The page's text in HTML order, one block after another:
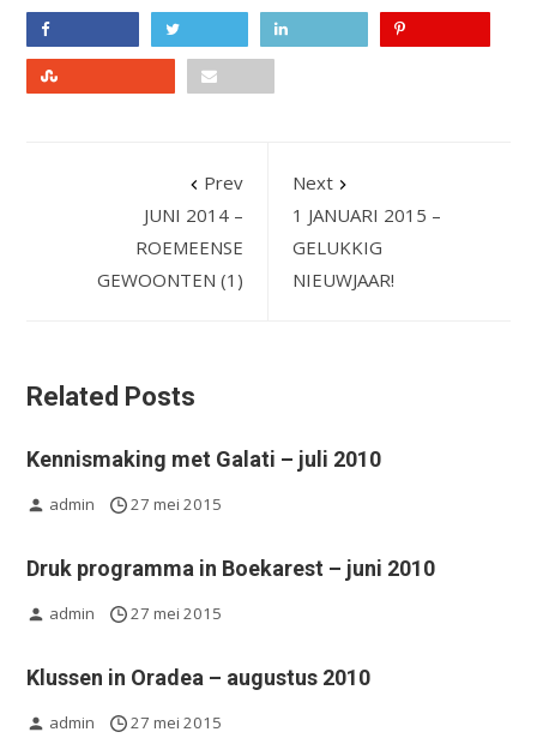
Prev
JUNI 2014 –
ROEMEENSE
GEWOONTEN (1)
Next
1 JANUARI 2015 –
GELUKKIG
NIEUWJAAR!
Related Posts
Kennismaking met Galati – juli 2010
admin 27 mei 2015
Druk programma in Boekarest – juni 2010
admin 27 mei 2015
Klussen in Oradea – augustus 2010
admin 27 mei 2015